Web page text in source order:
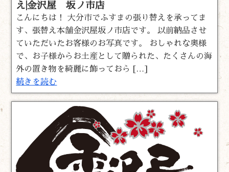
え|金沢屋 坂ノ市店
こんにちは！ 大分市でふすまの張り替えを承ってま
す、張替え本舗金沢屋坂ノ市店です。 以前納品させ
ていただいたお客様のお写真です。 おしゃれな奥様
で、お子様からお土産として贈られた、たくさんの海
外の置き物を綺麗に飾っておら […]
続きを読む